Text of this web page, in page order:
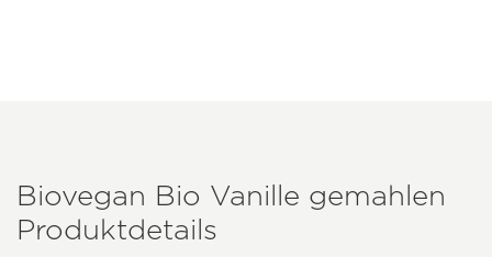
Biovegan Bio Vanille gemahlen
Produktdetails